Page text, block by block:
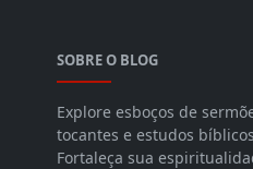
SOBRE O BLOG
Explore esboços de
tocantes e estudos
Fortaleça sua